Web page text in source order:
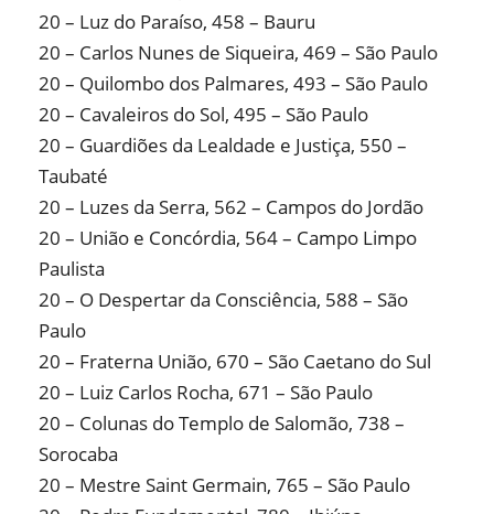
20 – Luz do Paraíso, 458 – Bauru
20 – Carlos Nunes de Siqueira, 469 – São Paulo
20 – Quilombo dos Palmares, 493 – São Paulo
20 – Cavaleiros do Sol, 495 – São Paulo
20 – Guardiões da Lealdade e Justiça, 550 –
Taubaté
20 – Luzes da Serra, 562 – Campos do Jordão
20 – União e Concórdia, 564 – Campo Limpo
Paulista
20 – O Despertar da Consciência, 588 – São
Paulo
20 – Fraterna União, 670 – São Caetano do Sul
20 – Luiz Carlos Rocha, 671 – São Paulo
20 – Colunas do Templo de Salomão, 738 –
Sorocaba
20 – Mestre Saint Germain, 765 – São Paulo